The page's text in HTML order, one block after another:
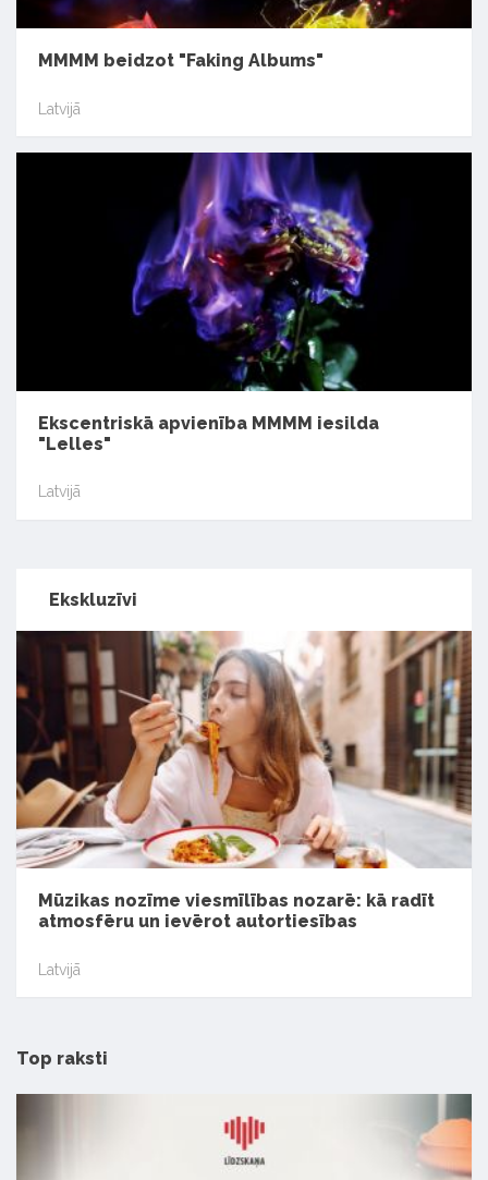
MMMM beidzot "Faking Albums"
Latvijā
Ekscentriskā apvienība MMMM iesilda
"Lelles"
Latvijā
Ekskluzīvi
Mūzikas nozīme viesmīlības nozarē: kā radīt
atmosfēru un ievērot autortiesības
Latvijā
Top raksti